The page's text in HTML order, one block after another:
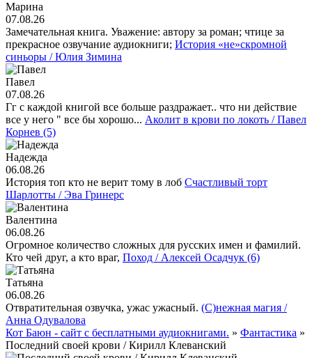
Марина
07.08.26
Замечательная книга. Уважение: автору за роман; чтице за
прекрасное озвучание аудиокниги; История «не»скромной
синьоры / Юлия Зимина
Павел
07.08.26
Гг с каждой книгой все больше раздражает.. что ни действие
все у него " все бы хорошо... Аколит в крови по локоть / Павел
Корнев (5)
Надежда
06.08.26
История топ кто не верит тому в лоб Счастливый торт
Шарлотты / Эва Гринерс
Валентина
06.08.26
Огромное количество сложных для русских имен и фамилий.
Кто чей друг, а кто враг, Поход / Алексей Осадчук (6)
Татьяна
06.08.26
Отвратительная озвучка, ужас ужасный. (С)нежная магия /
Анна Одувалова
Кот Баюн - сайт с бесплатными аудиокнигами. » Фантастика »
Последний своей крови / Кирилл Клеванский